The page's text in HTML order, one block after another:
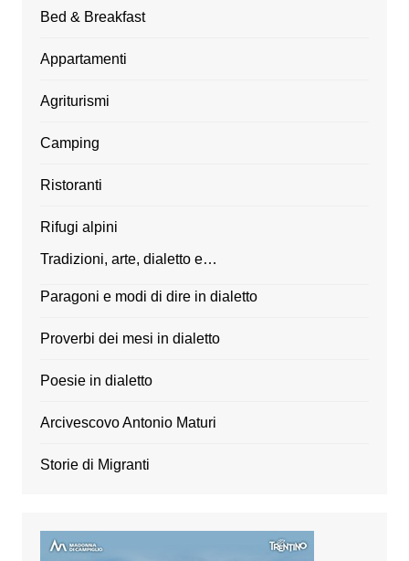
Bed & Breakfast
Appartamenti
Agriturismi
Camping
Ristoranti
Rifugi alpini
Tradizioni, arte, dialetto e…
Paragoni e modi di dire in dialetto
Proverbi dei mesi in dialetto
Poesie in dialetto
Arcivescovo Antonio Maturi
Storie di Migranti